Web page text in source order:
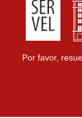
Por favor,